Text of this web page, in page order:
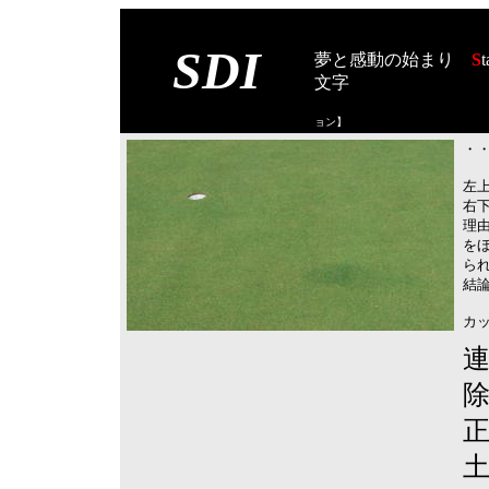
SDI 夢と感動の始まり S
文字
ョン】
・
左
右
理
を
ら
結
カ